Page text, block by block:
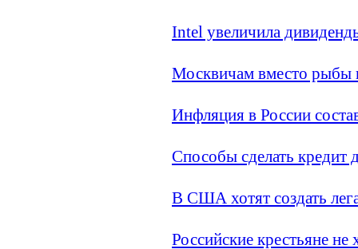
Intel увеличила
Москвичам вместо рыбы
Инфляция в России
Способы сделать кредит
В США хотят создать
Российские крестьяне